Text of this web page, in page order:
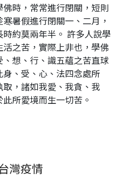
時，常常進行閉關，短則
暑假進行閉關一、二月，
約莫兩年半。 許多人說學
之苦，實際上非也，學佛
想、行、識五蘊之苦直球
身、受、心、法四念處所
，諸如我愛、我貪、我
所愛境而生一切苦。
灣疫情